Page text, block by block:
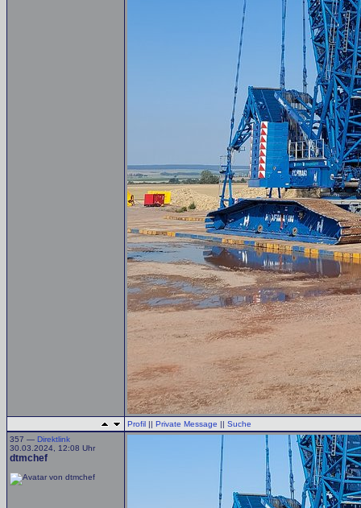
Profil || Private Message || Suche
357 — Direktlink
30.03.2024, 12:08 Uhr
dtmchef